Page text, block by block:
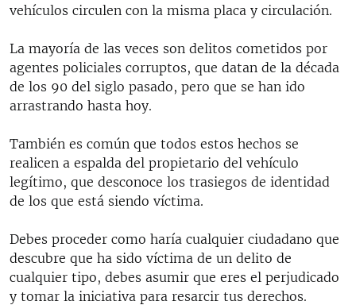
LA INVASIÓN DE RUSIA A UCRANIA
vehículos circulen con la misma placa y circulación.
La mayoría de las veces son delitos cometidos por
agentes policiales corruptos, que datan de la década
de los 90 del siglo pasado, pero que se han ido
arrastrando hasta hoy.
También es común que todos estos hechos se
realicen a espalda del propietario del vehículo
legítimo, que desconoce los trasiegos de identidad
de los que está siendo víctima.
Debes proceder como haría cualquier ciudadano que
descubre que ha sido víctima de un delito de
cualquier tipo, debes asumir que eres el perjudicado
y tomar la iniciativa para resarcir tus derechos.